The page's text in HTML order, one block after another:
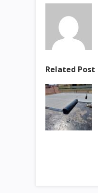
Related Post